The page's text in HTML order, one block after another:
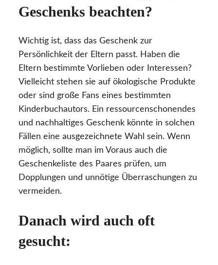
Geschenks beachten?
Wichtig ist, dass das Geschenk zur
Persönlichkeit der Eltern passt. Haben die
Eltern bestimmte Vorlieben oder Interessen?
Vielleicht stehen sie auf ökologische Produkte
oder sind große Fans eines bestimmten
Kinderbuchautors. Ein ressourcenschonendes
und nachhaltiges Geschenk könnte in solchen
Fällen eine ausgezeichnete Wahl sein. Wenn
möglich, sollte man im Voraus auch die
Geschenkeliste des Paares prüfen, um
Dopplungen und unnötige Überraschungen zu
vermeiden.
Danach wird auch oft
gesucht: